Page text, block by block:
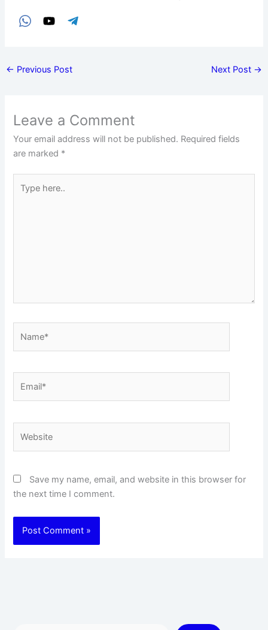
← Previous Post Next Post →
Leave a Comment
Your email address will not be published. Required fields
are marked *
here..
Save my name, email, and website in this browser for
the next time I comment.